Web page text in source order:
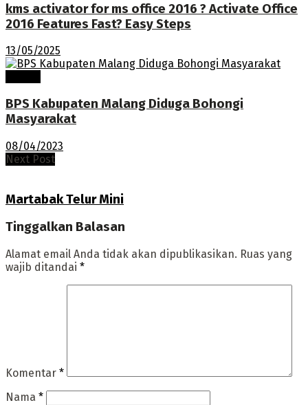
kms activator for ms office 2016 ? Activate Office
2016 Features Fast? Easy Steps
13/05/2025
BPS Kabupaten Malang Diduga Bohongi
Masyarakat
08/04/2023
Next Post
Martabak Telur Mini
Tinggalkan Balasan
Alamat email Anda tidak akan dipublikasikan. Ruas yang
wajib ditandai *
Komentar *
Nama *